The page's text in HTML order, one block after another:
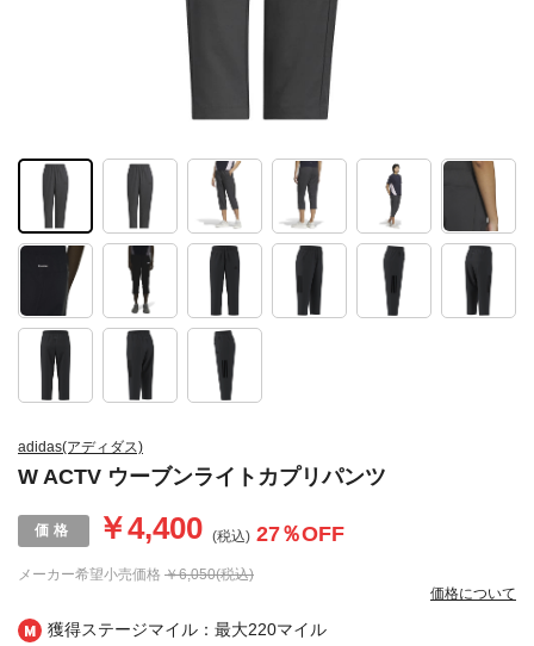
獲得ステージマイル：最大220マイル
adidas(アディダス)
W ACTV ウーブンライトカプリパンツ
メーカー希望小売価格 ￥6,050(税込)
￥4,400 (税込) 27％OFF
価格について